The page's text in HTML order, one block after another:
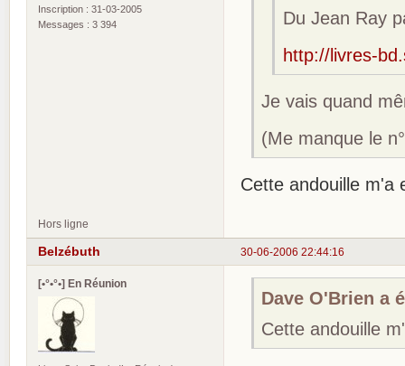
Inscription : 31-03-2005
Messages : 3 394
Du Jean Ray
http://livres-
Je vais quand
(Me manque le
Cette andouille m'a
Hors ligne
30-06-2006 22:44:16
Belzébuth
[•°•°•] En Réunion
Dave O'Brien a
Cette andouille